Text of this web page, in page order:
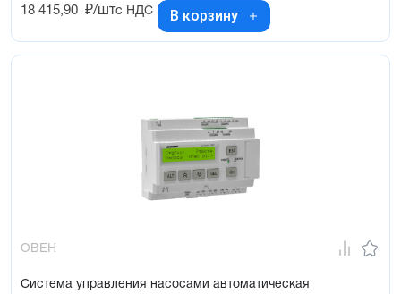
18 415,90 ₽/штс НДС В корзину
ОВЕН
Система управления насосами автоматическая